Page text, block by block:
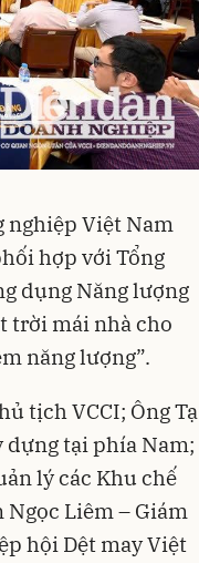
nghiệp Việt Nam
hợp với Tổng
dụng Năng lượng
trời mái nhà cho
năng lượng”.
tịch VCCI; Ông Tạ
dựng tại phía Nam;
lý các Khu chế
Ngọc Liêm – Giám
hội Dệt may Việt